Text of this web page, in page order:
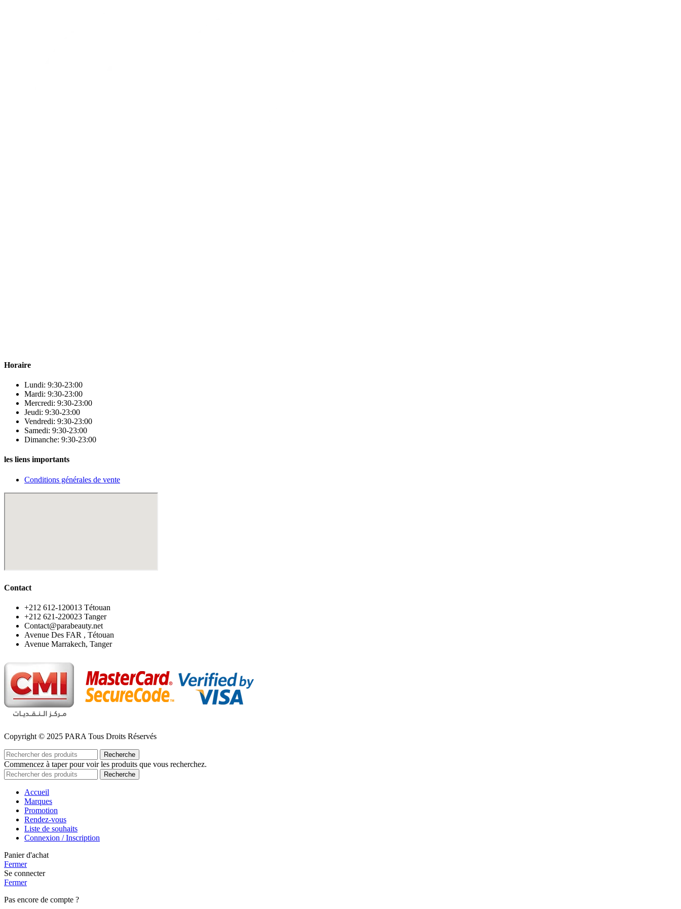
Horaire
Lundi: 9:30-23:00
Mardi: 9:30-23:00
Mercredi: 9:30-23:00
Jeudi: 9:30-23:00
Vendredi: 9:30-23:00
Samedi: 9:30-23:00
Dimanche: 9:30-23:00
les liens importants
Conditions générales de vente
Contact
‪+212 612-120013 Tétouan
‪+212 621-220023 Tanger
Contact@parabeauty.net
Avenue Des FAR , Tétouan
Avenue Marrakech, Tanger
Copyright © 2025 PARA Tous Droits Réservés
Recherche
Commencez à taper pour voir les produits que vous recherchez.
Recherche
Accueil
Marques
Promotion
Rendez-vous
Liste de souhaits
Connexion / Inscription
Panier d'achat
Fermer
Se connecter
Fermer
Pas encore de compte ?